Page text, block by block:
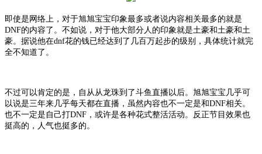
即使是网络上，对于旭旭宝宝印象最多或者说内容相关最多的就是
DNF的内容了。不如说，对于他大部分人的印象就是土豪和土豪和土
豪。据说他在dnf花的钱已经达到了几百万起步的级别，具体统计就完
全不知道了。
不过可以肯定的是，自从从龙珠到了斗鱼直播以后。旭旭宝宝几乎可
以说是三年来几乎每天都在直播，虽然内容也不一定是和DNF相关。
也不一定是自己打DNF，或许是各种花式整活活动。反正节目效果也
挺高的，人气也挺多的。